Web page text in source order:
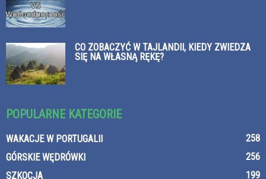
CO ZOBACZYĆ W TAJLANDII, KIEDY ZWIEDZA
SIĘ NA WŁASNĄ RĘKĘ?
POPULARNE KATEGORIE
WAKACJE W PORTUGALII
258
GÓRSKIE WĘDRÓWKI
256
SZKOCJA
199